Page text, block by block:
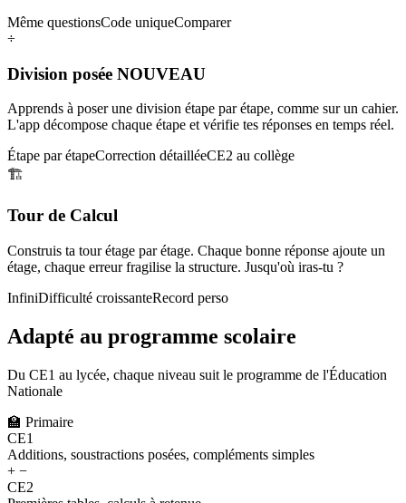
Même questionsCode uniqueComparer
÷
Division posée NOUVEAU
Apprends à poser une division étape par étape, comme sur un cahier.
L'app décompose chaque étape et vérifie tes réponses en temps réel.
Étape par étapeCorrection détailléeCE2 au collège
🏗️
Tour de Calcul
Construis ta tour étage par étage. Chaque bonne réponse ajoute un
étage, chaque erreur fragilise la structure. Jusqu'où iras-tu ?
InfiniDifficulté croissanteRecord perso
Adapté au programme scolaire
Du CE1 au lycée, chaque niveau suit le programme de l'Éducation
Nationale
🏫 Primaire
CE1
Additions, soustractions posées, compléments simples
+ −
CE2